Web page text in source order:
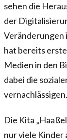
sehen die
der
Veränderungen
hat bereits
Medien in den
dabei die
vernachlässigen.
Die Kita
nur viele